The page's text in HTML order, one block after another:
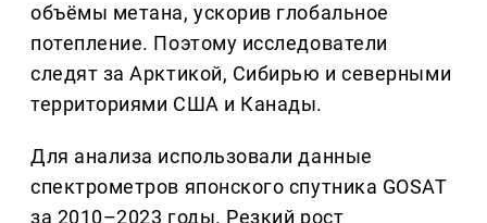
объёмы метана, ускорив глобальное
потепление. Поэтому исследователи
следят за Арктикой, Сибирью и северными
территориями США и Канады.
Для анализа использовали данные
спектрометров японского спутника GOSAT
за 2010–2023 годы. Резкий рост